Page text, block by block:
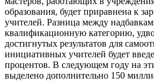
образования, будет приравнена к
учителей. Разница между
квалификационную категорию,
достигнутых результатов для
инициативных учителей будет
процентов. В следующем году на
выделено дополнительно 150